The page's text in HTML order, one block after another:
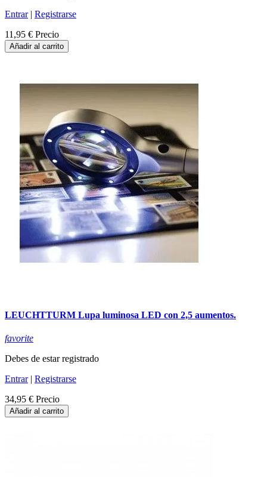
Entrar| Registrarse
11,95 € Precio
Añadir al carrito
LEUCHTTURM Lupa luminosa LED con 2,5 aumentos.
favorite
Debes de estar registrado
Entrar| Registrarse
34,95 € Precio
Añadir al carrito